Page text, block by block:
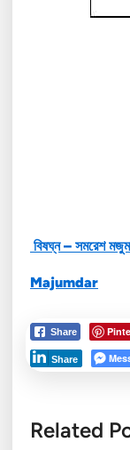
বিষঘ্ন – সমরেশ
Majumdar
Share
Share
Related